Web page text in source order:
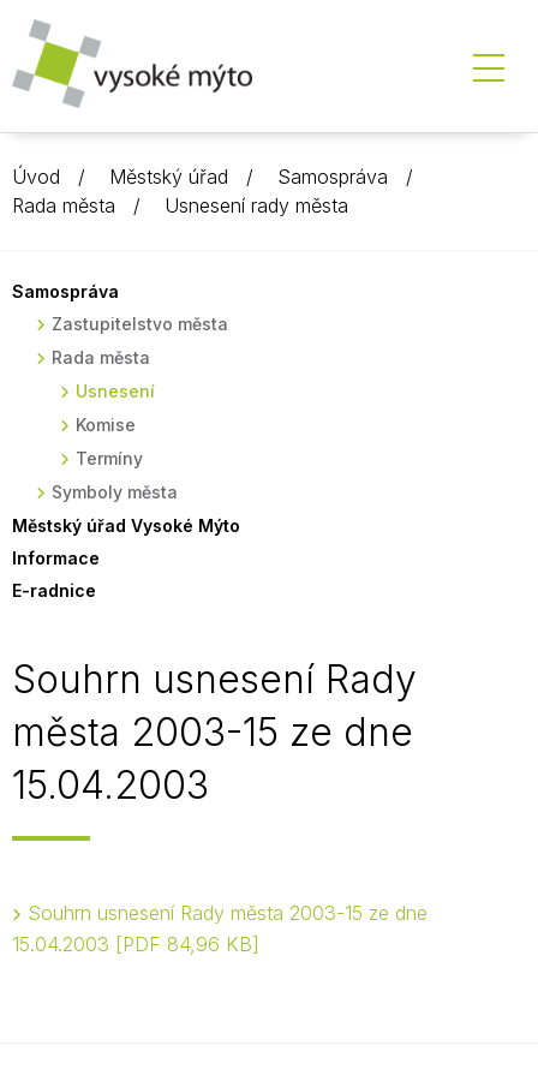
Úvod Městský úřad
Samospráva
Rada města
Usnesení rady města
Samospráva
Zastupitelstvo města
Rada města
Usnesení
Komise
Termíny
Symboly města
Městský úřad Vysoké Mýto
Informace
E-radnice
Souhrn usnesení Rady
města 2003-15 ze dne
15.04.2003
Souhrn usnesení Rady města 2003-15 ze dne
15.04.2003
PDF 84,96 KB